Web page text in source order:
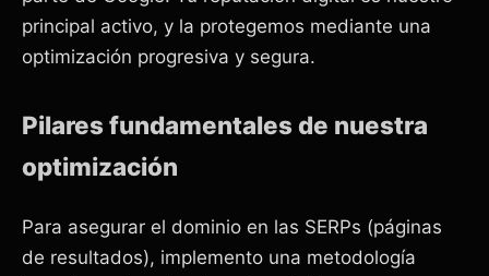
principal activo, y la protegemos mediante una
optimización progresiva y segura.
Pilares fundamentales de nuestra
optimización
Para asegurar el dominio en las SERPs (páginas
de resultados), implemento una metodología